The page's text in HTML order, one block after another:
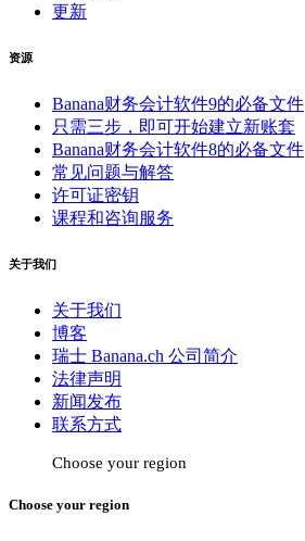
更新
资源
Banana财务会计软件9的必备文件
只需三步，即可开始建立新账套
Banana财务会计软件8的必备文件
常见问题与解答
许可证密钥
课程和咨询服务
关于我们
关于我们
博客
瑞士 Banana.ch 公司简介
法律声明
新闻发布
联系方式
Choose your region
Choose your region